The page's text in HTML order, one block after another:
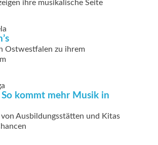
ihre musikalische Seite
Ostwestfalen zu ihrem
kommt mehr Musik in
Ausbildungsstätten und Kitas